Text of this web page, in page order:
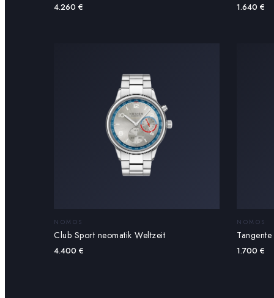
4.260 € 1.640 €
NOMOS
Club Sport neomatik Weltzeit
4.400 €
NOMOS
1.700 €